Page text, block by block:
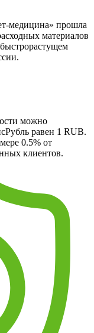
медицина» прошла
материалов
можно
равен 1 RUB.
0.5% от
клиентов.